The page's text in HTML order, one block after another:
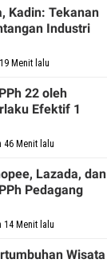
Kadin: Tekanan
Industri
Menit lalu
22 oleh
Efektif 1
46 Menit lalu
Lazada, dan
Pedagang
14 Menit lalu
Wisata